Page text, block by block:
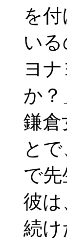
を
い
ヨ
か
鎌倉
と
で
彼
続け